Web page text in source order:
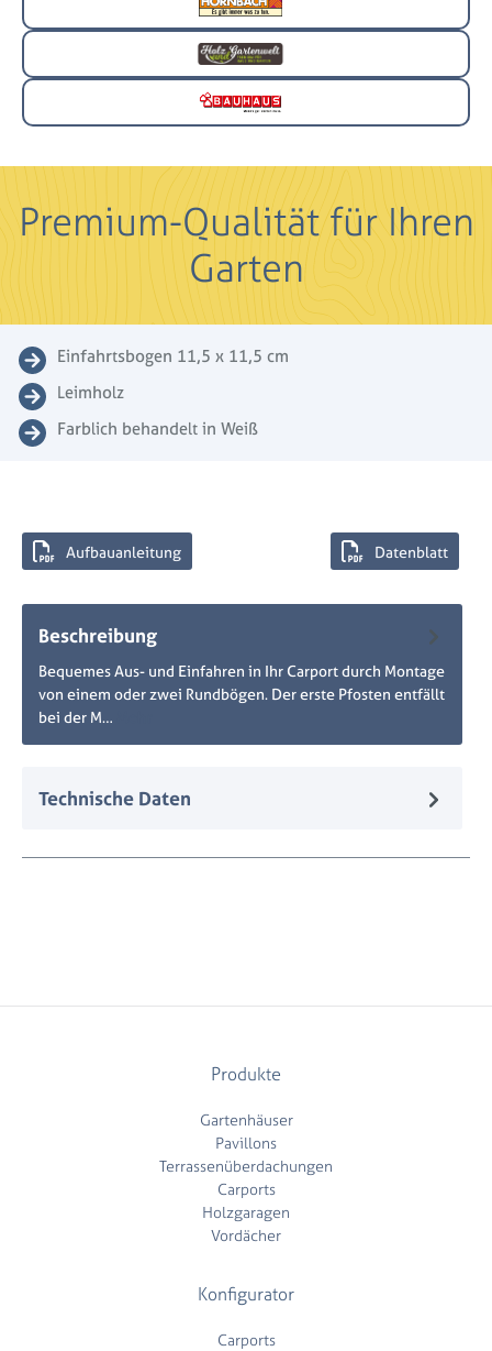
Premium-Qualität für Ihren
Garten
Einfahrtsbogen 11,5 x 11,5 cm
Leimholz
Farblich behandelt in Weiß
Beschreibung
Bequemes Aus- und Einfahren in Ihr Carport durch Montage
von einem oder zwei Rundbögen. Der erste Pfosten entfällt
bei der M…
Technische Daten
Aufbauanleitung Datenblatt
Produkte
Gartenhäuser
Pavillons
Terrassenüberdachungen
Carports
Holzgaragen
Vordächer
Konfigurator
Carports